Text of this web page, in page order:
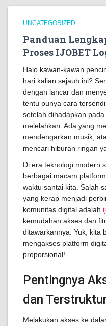
UNCATEGORIZED
Panduan
Proses IJOBET
Halo kawan-kawan
hari kalian sejauh ini?
dengan lancar dan
tentu punya cara
setelah dihadapkan
melelahkan. Ada yang
mendengarkan musik,
mencari hiburan ringan
Di era teknologi modern
berbagai macam
waktu santai kita. Salah
yang kerap menjadi
komunitas digital adalah
kemudahan akses dan
ditawarkannya. Yuk, kita
mengakses platform
proporsional!
Pentingnya
dan
Melakukan akses ke